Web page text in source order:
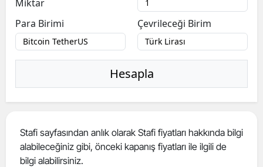
Bitlis
Bolu
Bursa
Çankırı
Miktar
Para Birimi
Çevrileceği Birim
Hesapla
Stafi sayfasından anlık olarak Stafi fiyatları hakkında bilgi
alabileceğiniz gibi, önceki kapanış fiyatları ile ilgili de
bilgi alabilirsiniz.